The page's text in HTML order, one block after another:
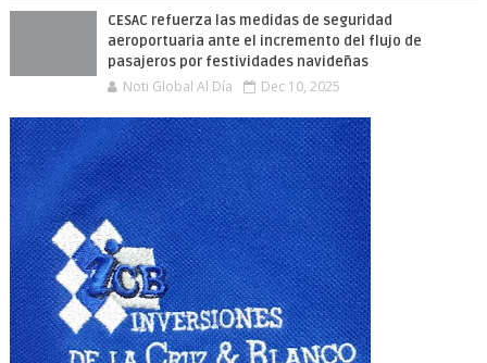
CESAC refuerza las medidas de seguridad
aeroportuaria ante el incremento del flujo de
pasajeros por festividades navideñas
Noti Global Al Día Dec 10, 2025